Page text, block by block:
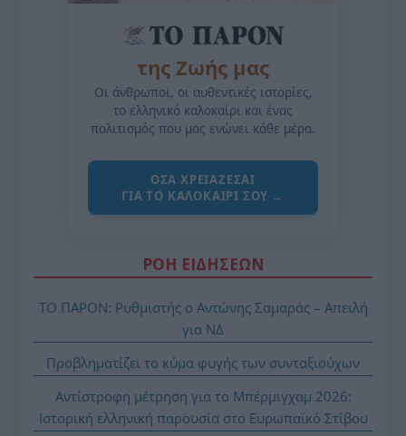
της Ζωής μας
Οι άνθρωποι, οι αυθεντικές ιστορίες,
το ελληνικό καλοκαίρι και ένας
πολιτισμός που μας ενώνει κάθε μέρα.
ΌΣΑ ΧΡΕΙΆΖΕΣΑΙ
ΓΙΑ ΤΟ ΚΑΛΟΚΑΊΡΙ ΣΟΥ →
ΡΟΗ ΕΙΔΗΣΕΩΝ
ΤΟ ΠΑΡΟΝ: Ρυθμιστής ο Αντώνης Σαμαράς – Απειλή
για ΝΔ
Προβληματίζει το κύμα φυγής των συνταξιούχων
Αντίστροφη μέτρηση για το Μπέρμιγχαμ 2026:
Ιστορική ελληνική παρουσία στο Ευρωπαϊκό Στίβου